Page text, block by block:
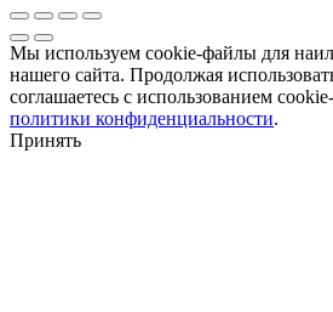
Мы используем cookie-файлы для
нашего сайта. Продолжая
соглашаетесь с использованием
политики конфиденциальности.
Принять